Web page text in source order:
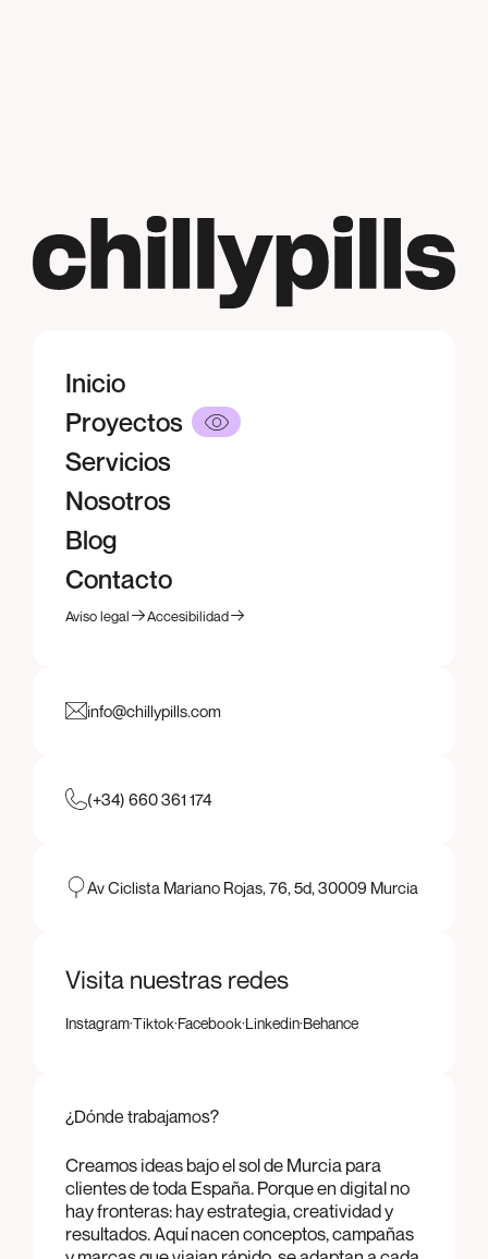
Inicio
Inicio
Proyectos
Proyectos
Servicios
Servicios
Nosotros
Nosotros
Blog
Blog
Contacto
Contacto
Aviso legal Accesibilidad
info@chillypills.com
(+34) 660 361 174
Av Ciclista Mariano Rojas, 76, 5d, 30009 Murcia
Visita nuestras redes
Instagram·Tiktok·Facebook·Linkedin·Behance
¿Dónde trabajamos?
Creamos ideas bajo el sol de Murcia para
clientes de toda España. Porque en digital no
hay fronteras: hay estrategia, creatividad y
resultados. Aquí nacen conceptos, campañas